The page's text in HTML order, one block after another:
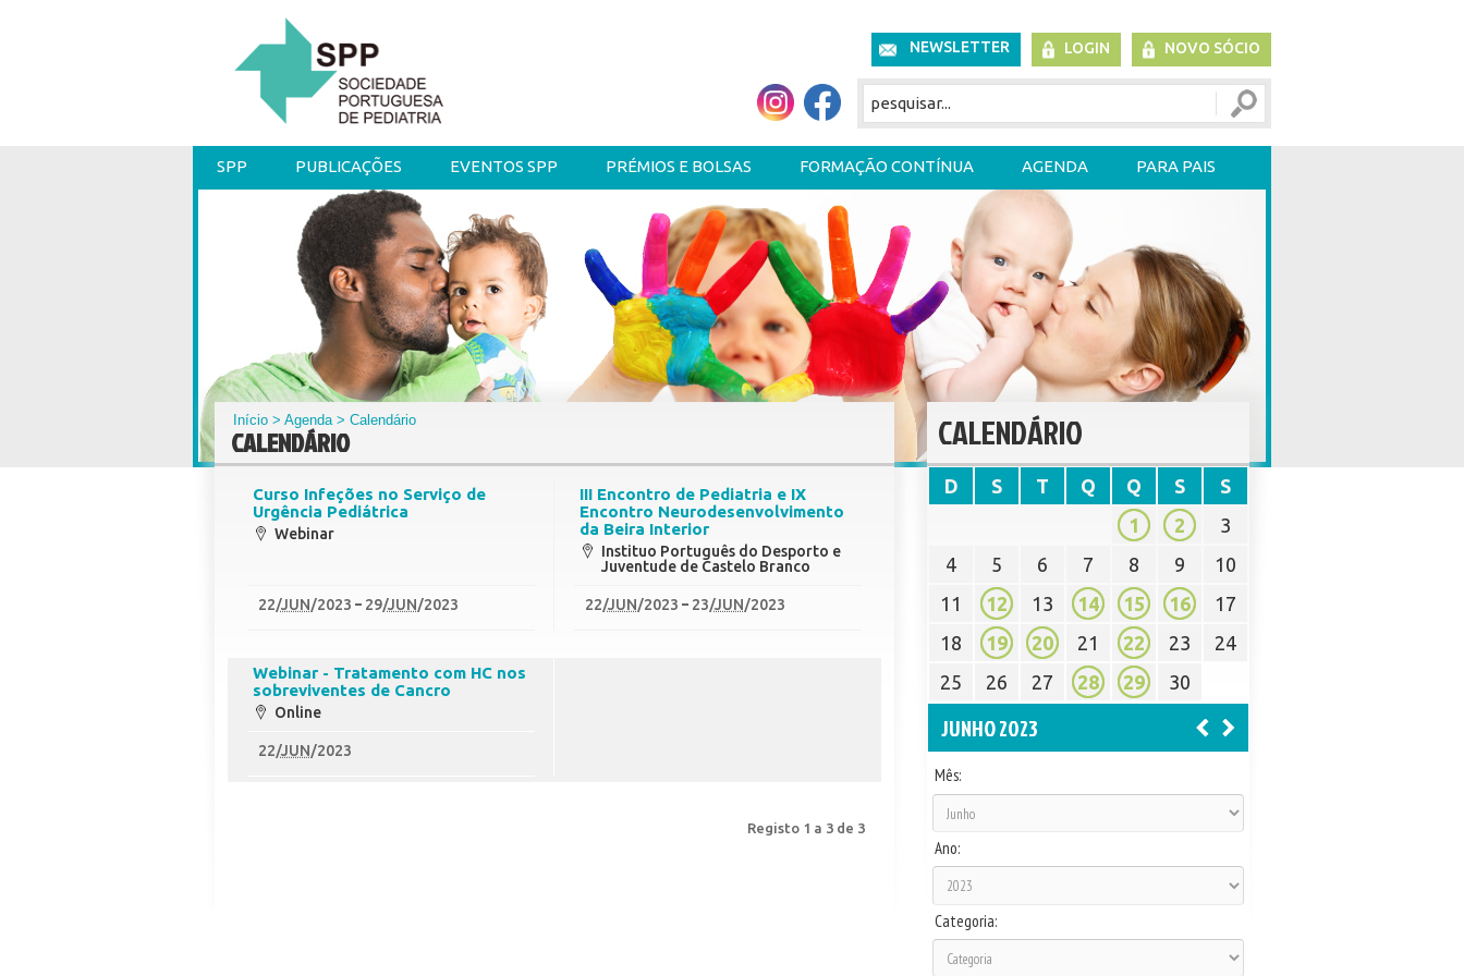
NEWSLETTER LOGIN NOVO SÓCIO
SPP PUBLICAÇÕES EVENTOS SPP PRÉMIOS E BOLSAS FORMAÇÃO CONTÍNUA AGENDA PARA PAIS
Início >Agenda> Calendário
CALENDÁRIO
Curso Infeções no Serviço de
Urgência Pediátrica
Webinar
22/JUN/2023 29/JUN/2023
III Encontro de Pediatria e IX
Encontro Neurodesenvolvimento
da Beira Interior
Instituo Português do Desporto e
Juventude de Castelo Branco
22/JUN/2023 23/JUN/2023
Webinar - Tratamento com HC nos
sobreviventes de Cancro
Online
22/JUN/2023
Registo 1 a 3 de 3
CALENDÁRIO
D S T Q Q S
S
1
2
3
4
5 6 7 8 9
10
11
12 13 14 15 16
17
18
19 20 21 22 23
24
25
26 27 28 29 30
JUNHO 2023
Mês:
Ano:
Categoria: